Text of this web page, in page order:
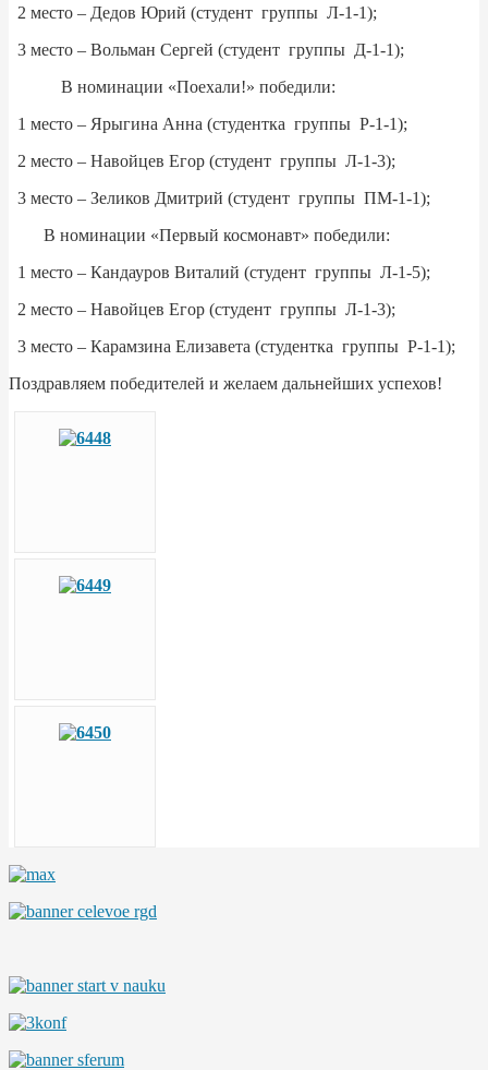
2 место – Дедов Юрий (студент группы Л-1-1);
3 место – Вольман Сергей (студент группы Д-1-1);
В номинации «Поехали!» победили:
1 место – Ярыгина Анна (студентка группы Р-1-1);
2 место – Навойцев Егор (студент группы Л-1-3);
3 место – Зеликов Дмитрий (студент группы ПМ-1-1);
В номинации «Первый космонавт» победили:
1 место – Кандауров Виталий (студент группы Л-1-5);
2 место – Навойцев Егор (студент группы Л-1-3);
3 место – Карамзина Елизавета (студентка группы Р-1-1);
Поздравляем победителей и желаем дальнейших успехов!